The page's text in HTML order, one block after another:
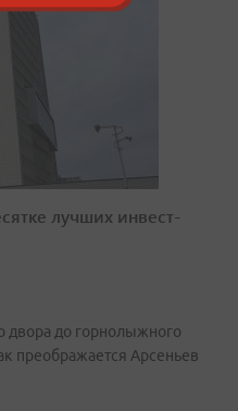
лучших инвест-
двора до горнолыжного
преображается Арсеньев